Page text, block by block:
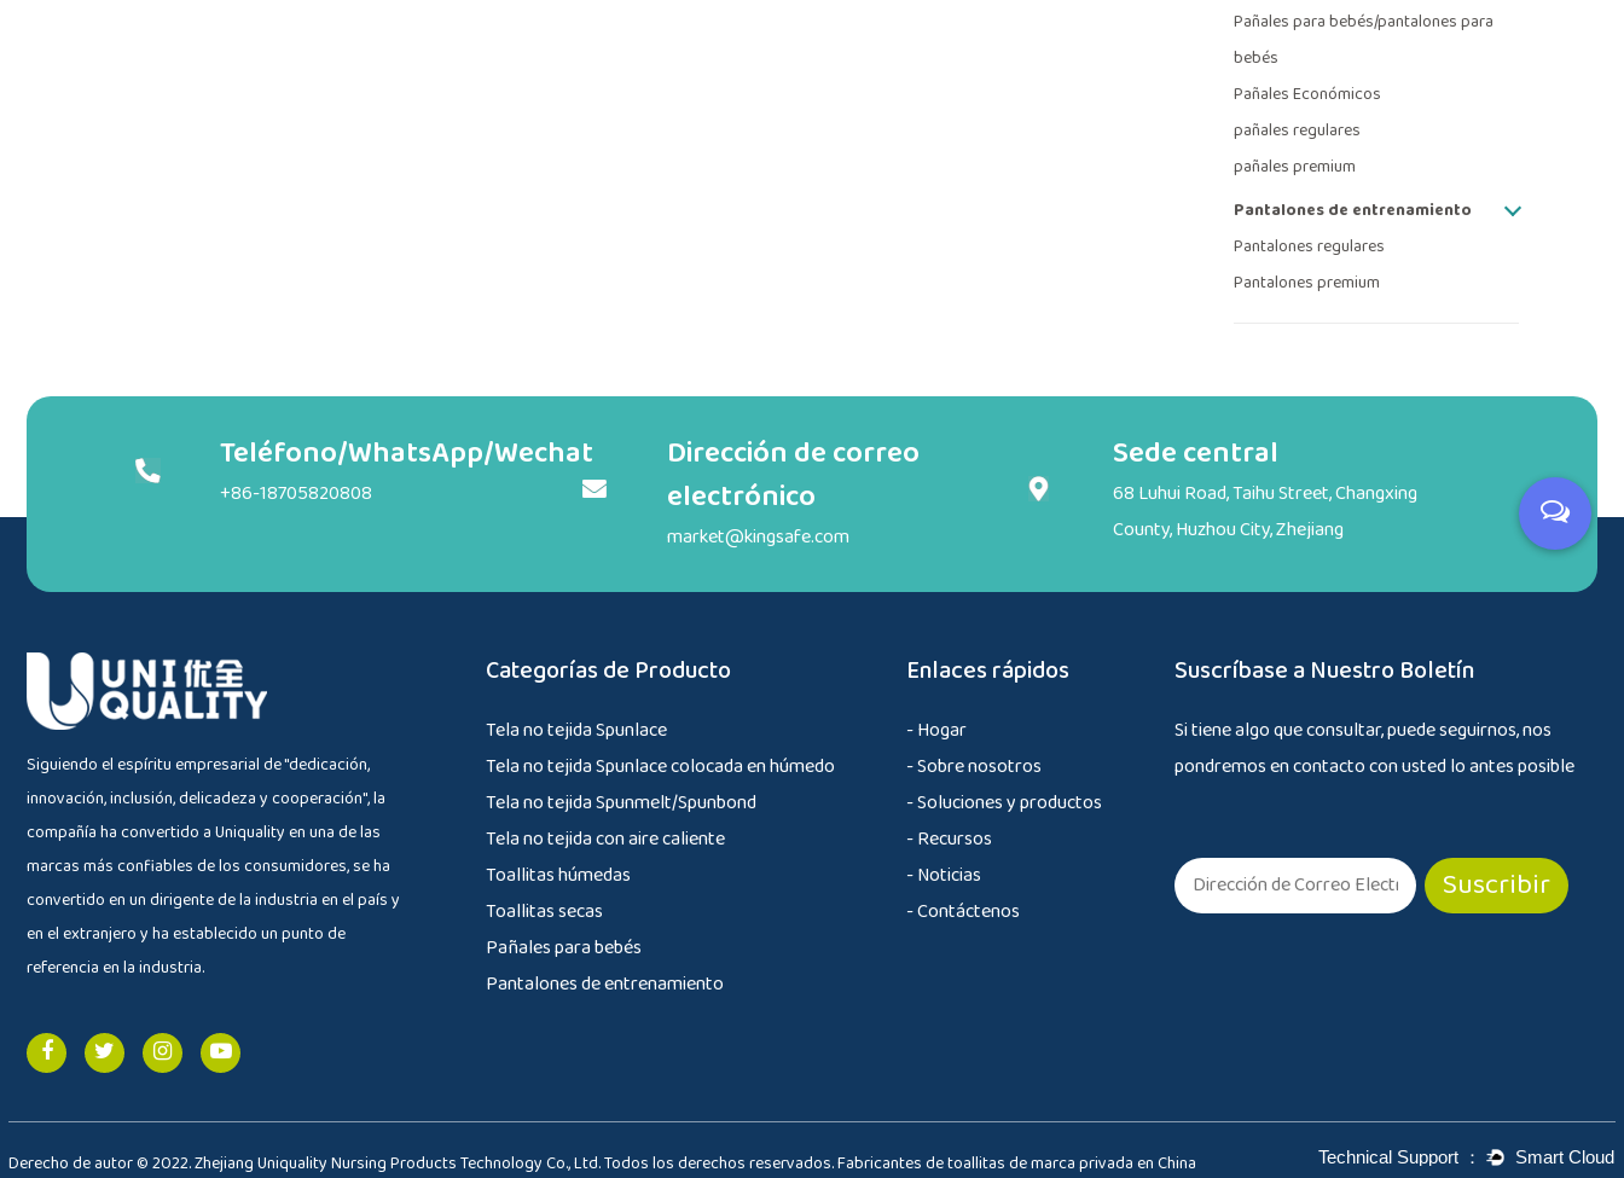
Pañales para bebés/pantalones para
bebés
Pañales Económicos
pañales regulares
pañales premium
Pantalones de entrenamiento
Pantalones regulares
Pantalones premium
Teléfono/WhatsApp/Wechat
+86-18705820808
Dirección de correo
electrónico
market@kingsafe.com
Sede central
68 Luhui Road, Taihu Street, Changxing
County, Huzhou City, Zhejiang
Siguiendo el espíritu empresarial de "dedicación,
innovación, inclusión, delicadeza y cooperación", la
compañía ha convertido a Uniquality en una de las
marcas más confiables de los consumidores, se ha
convertido en un dirigente de la industria en el país y
en el extranjero y ha establecido un punto de
referencia en la industria.
Categorías de Producto
Tela no tejida Spunlace
Tela no tejida Spunlace colocada en húmedo
Tela no tejida Spunmelt/Spunbond
Tela no tejida con aire caliente
Toallitas húmedas
Toallitas secas
Pañales para bebés
Pantalones de entrenamiento
Enlaces rápidos
- Hogar
- Sobre nosotros
- Soluciones y productos
- Recursos
- Noticias
- Contáctenos
Suscríbase a Nuestro Boletín
Si tiene algo que consultar, puede seguirnos, nos
pondremos en contacto con usted lo antes posible
Derecho de autor © 2022. Zhejiang Uniquality Nursing Products Technology Co., Ltd. Todos los derechos reservados.Fabricantes de toallitas de marca privada en China